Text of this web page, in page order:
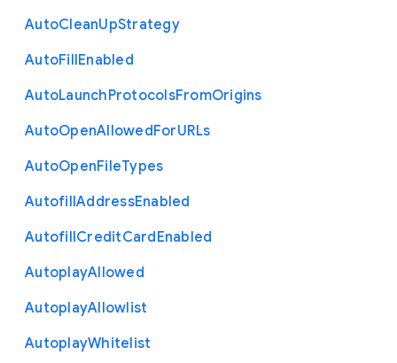
AutoCleanUpStrategy
AutoFillEnabled
AutoLaunchProtocolsFromOrigins
AutoOpenAllowedForURLs
AutoOpenFileTypes
AutofillAddressEnabled
AutofillCreditCardEnabled
AutoplayAllowed
AutoplayAllowlist
AutoplayWhitelist